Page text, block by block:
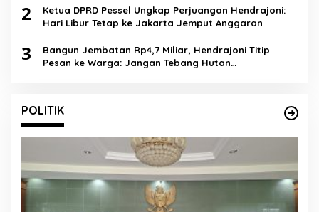
2
Ketua DPRD Pessel Ungkap Perjuangan Hendrajoni:
Hari Libur Tetap ke Jakarta Jemput Anggaran
3
Bangun Jembatan Rp4,7 Miliar, Hendrajoni Titip
Pesan ke Warga: Jangan Tebang Hutan
POLITIK